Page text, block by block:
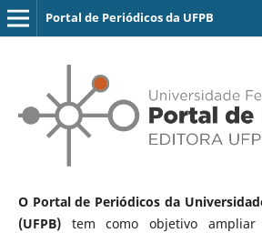
Portal de Periódicos da UFPB
O Portal de Periódicos da
(UFPB)tem como objetivo